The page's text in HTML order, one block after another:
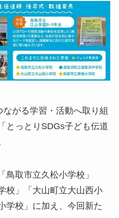
がる学習・活動へ取り組
とっとりSDGs子ども伝道
鳥取市立久松小学校」
校」「大山町立大山西小
学校」に加え、今回新た